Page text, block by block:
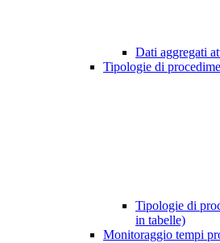
Dati aggregati
Tipologie di
Tipologie di
in tabelle)
Monitoraggio tempi